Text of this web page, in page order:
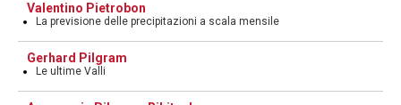
Valentino Pietrobon
La previsione delle precipitazioni a scala mensile
Gerhard Pilgram
Le ultime Valli